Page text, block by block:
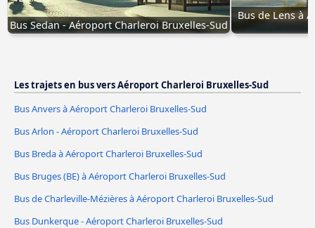
Bus Sedan - Aéroport Charleroi Bruxelles-Sud
Bus de Lens à
Les trajets en bus vers Aéroport Charleroi Bruxelles-Sud
Bus Anvers à Aéroport Charleroi Bruxelles-Sud
Bus Arlon - Aéroport Charleroi Bruxelles-Sud
Bus Breda à Aéroport Charleroi Bruxelles-Sud
Bus Bruges (BE) à Aéroport Charleroi Bruxelles-Sud
Bus de Charleville-Mézières à Aéroport Charleroi Bruxelles-Sud
Bus Dunkerque - Aéroport Charleroi Bruxelles-Sud